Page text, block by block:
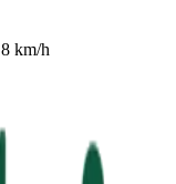
8 km/h